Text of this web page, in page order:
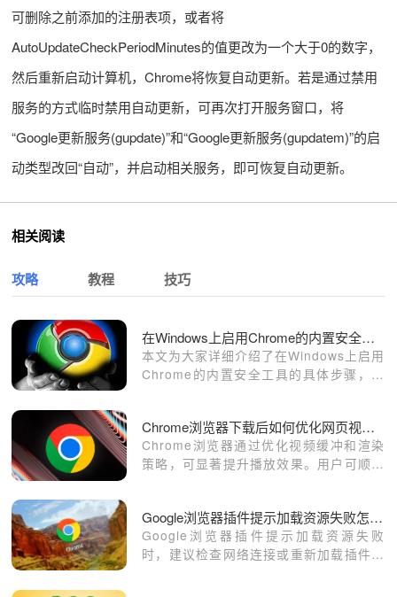
可删除之前添加的注册表项，或者将
AutoUpdateCheckPeriodMinutes的值更改为一个大于0的数字，
然后重新启动计算机，Chrome将恢复自动更新。若是通过禁用
服务的方式临时禁用自动更新，可再次打开服务窗口，将
“Google更新服务(gupdate)”和“Google更新服务(gupdatem)”的启
动类型改回“自动”，并启动相关服务，即可恢复自动更新。
相关阅读
攻略 教程 技巧
在Windows上启用Chrome的内置安全工具
本文为大家详细介绍了在Windows上启用
Chrome的内置安全工具的具体步骤，需
Chrome浏览器下载后如何优化网页视频播放效果
Chrome浏览器通过优化视频缓冲和渲染
策略，可显著提升播放效果。用户可顺畅
Google浏览器插件提示加载资源失败怎么办
Google浏览器插件提示加载资源失败
时，建议检查网络连接或重新加载插件资